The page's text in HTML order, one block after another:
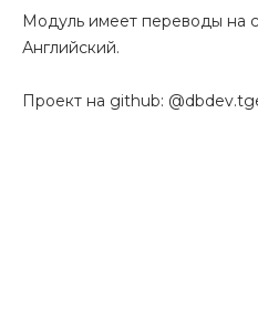
Модуль имеет переводы на
Английский.
Проект на github: